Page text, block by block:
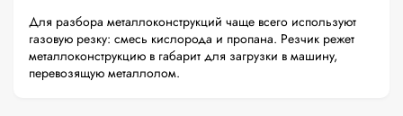
Для разбора металлоконструкций чаще всего используют
газовую резку: смесь кислорода и пропана. Резчик режет
металлоконструкцию в габарит для загрузки в машину,
перевозящую металлолом.